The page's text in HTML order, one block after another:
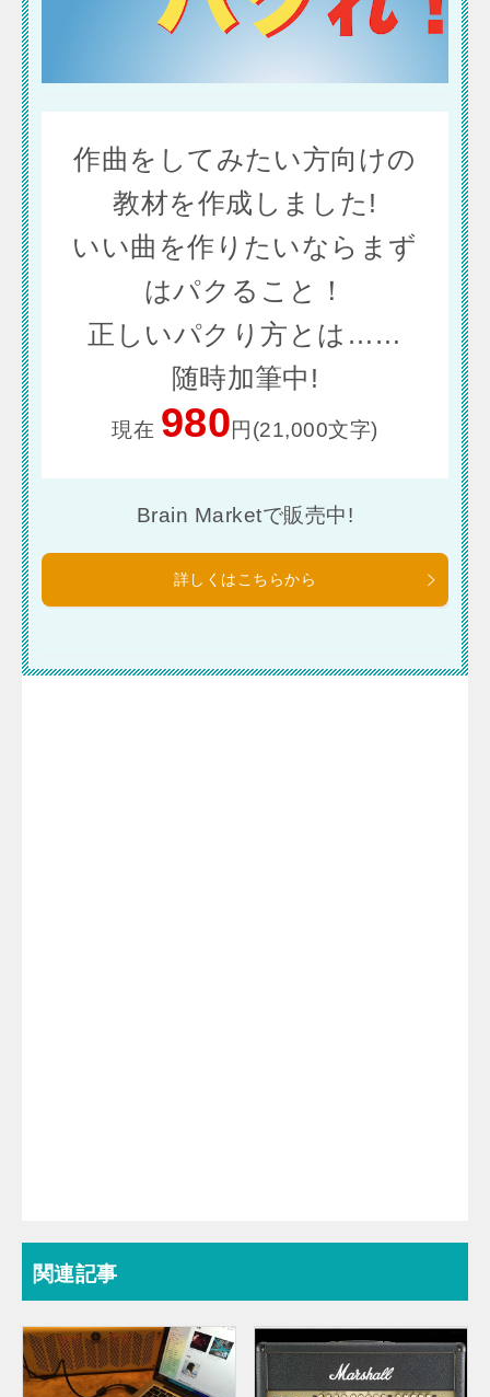
作曲をしてみたい方向けの
教材を作成しました!
いい曲を作りたいならまず
はパクること！
正しいパクり方とは……
随時加筆中!
現在 980円(21,000文字)
Brain Marketで販売中!
詳しくはこちらから
関連記事